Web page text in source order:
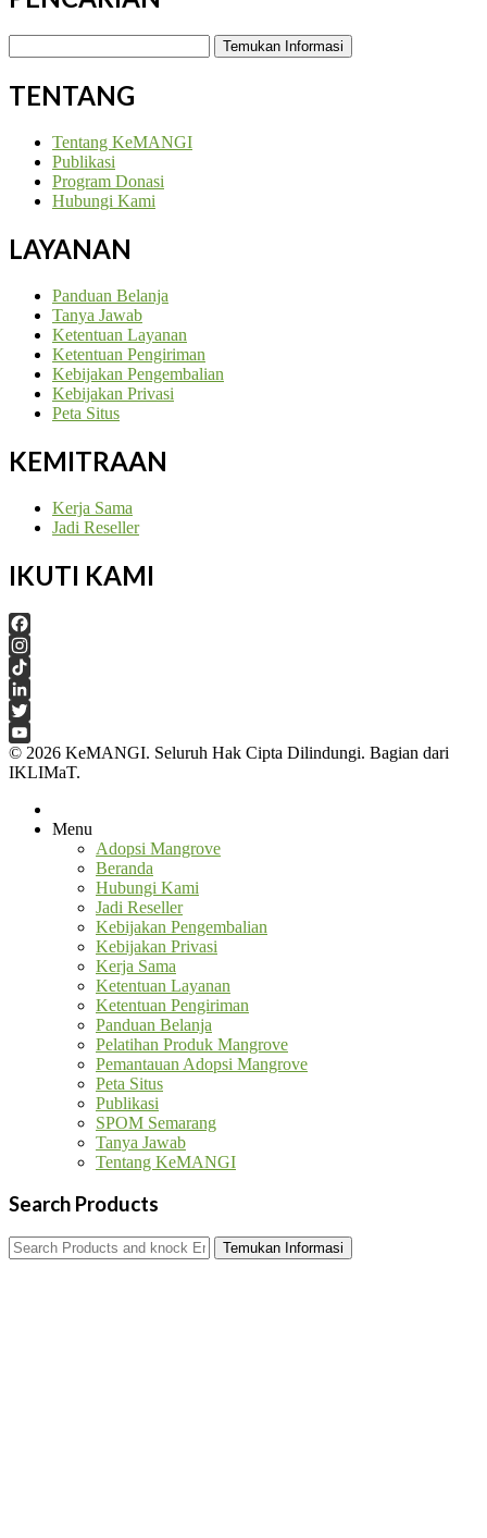
Informasi:
TENTANG
Tentang KeMANGI
Publikasi
Program Donasi
Hubungi Kami
LAYANAN
Panduan Belanja
Tanya Jawab
Ketentuan Layanan
Ketentuan Pengiriman
Kebijakan Pengembalian
Kebijakan Privasi
Peta Situs
KEMITRAAN
Kerja Sama
Jadi Reseller
IKUTI KAMI
Facebook
Instagram
TikTok
LinkedIn
Twitter
YouTube
Channel
© 2026 KeMANGI. Seluruh Hak Cipta Dilindungi. Bagian dari
IKLIMaT.
Menu
Adopsi Mangrove
Beranda
Hubungi Kami
Jadi Reseller
Kebijakan Pengembalian
Kebijakan Privasi
Kerja Sama
Ketentuan Layanan
Ketentuan Pengiriman
Panduan Belanja
Pelatihan Produk Mangrove
Pemantauan Adopsi Mangrove
Peta Situs
Publikasi
SPOM Semarang
Tanya Jawab
Tentang KeMANGI
Search Products
Search
Product